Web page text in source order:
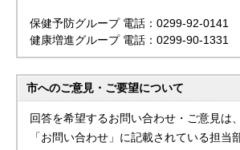
保健予防グループ 電話：0299-92-0141
健康増進グループ 電話：0299-90-1331
市へのご意見・ご要望について
回答を希望するお問い合わせ・ご意見は
「お問い合わせ」に記載されている担当